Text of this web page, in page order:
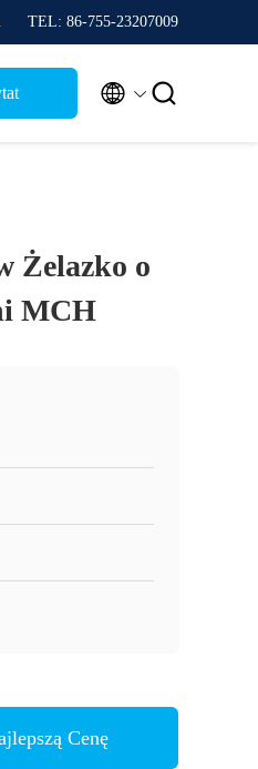
TEL: 86-755-23207009
 
Żelazko o
MCH
Cenę